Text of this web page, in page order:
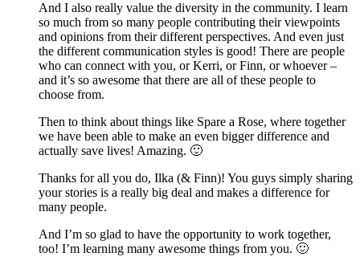
And I also really value the diversity in the community. I learn
so much from so many people contributing their viewpoints
and opinions from their different perspectives. And even just
the different communication styles is good! There are people
who can connect with you, or Kerri, or Finn, or whoever –
and it’s so awesome that there are all of these people to
choose from.
Then to think about things like Spare a Rose, where together
we have been able to make an even bigger difference and
actually save lives! Amazing. 🙂
Thanks for all you do, Ilka (& Finn)! You guys simply sharing
your stories is a really big deal and makes a difference for
many people.
And I’m so glad to have the opportunity to work together,
too! I’m learning many awesome things from you. 🙂